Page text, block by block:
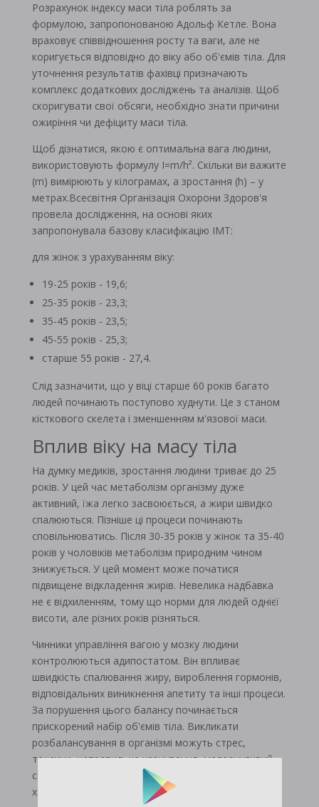
Розрахунок індексу маси тіла роблять за
формулою, запропонованою Адольф Кетле. Вона
враховує співвідношення росту та ваги, але не
коригується відповідно до віку або об'ємів тіла. Для
уточнення результатів фахівці призначають
комплекс додаткових досліджень та аналізів. Щоб
скоригувати свої обсяги, необхідно знати причини
ожиріння чи дефіциту маси тіла.
Щоб дізнатися, якою є оптимальна вага людини,
використовують формулу I=m/h². Скільки ви важите
(m) вимірюють у кілограмах, а зростання (h) – у
метрах.Всесвітня Організація Охорони Здоров'я
провела дослідження, на основі яких
запропонувала базову класифікацію ІМТ:
для жінок з урахуванням віку:
19-25 років - 19,6;
25-35 років - 23,3;
35-45 років - 23,5;
45-55 років - 25,3;
старше 55 років - 27,4.
Слід зазначити, що у віці старше 60 років багато
людей починають поступово худнути. Це з станом
кісткового скелета і зменшенням м'язової маси.
Вплив віку на масу тіла
На думку медиків, зростання людини триває до 25
років. У цей час метаболізм організму дуже
активний, їжа легко засвоюється, а жири швидко
спалюються. Пізніше ці процеси починають
сповільнюватись. Після 30-35 років у жінок та 35-40
років у чоловіків метаболізм природним чином
знижується. У цей момент може початися
підвищене відкладення жирів. Невелика надбавка
не є відхиленням, тому що норми для людей однієї
висоти, але різних років різняться.
Чинники управління вагою у мозку людини
контролюються адипостатом. Він впливає
швидкість спалювання жиру, вироблення гормонів,
відповідальних виникнення апетиту та інші процеси.
За порушення цього балансу починається
прискорений набір об'ємів тіла. Викликати
розбалансування в організмі можуть стрес,
токсини, неправильне харчування, малорухливий
спосіб життя та різні порушення ендокринного
характеру.